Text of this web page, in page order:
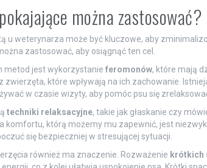
można zastosować?
u weterynarza może być kluczowe, aby
zastosować, aby osiągnąć ten cel.
metod jest wykorzystanie feromonów, które mają
które wpływają na ich zachowanie.
w czasie wizyty, aby pomóc psu się
techniki relaksacyjne, takie jak głaskanie czy
komfortu, którą możemy mu zapewnić, jest
się bezpieczniej w stresującej sytuacji.
również ma znaczenie. Rozważenie krótkich